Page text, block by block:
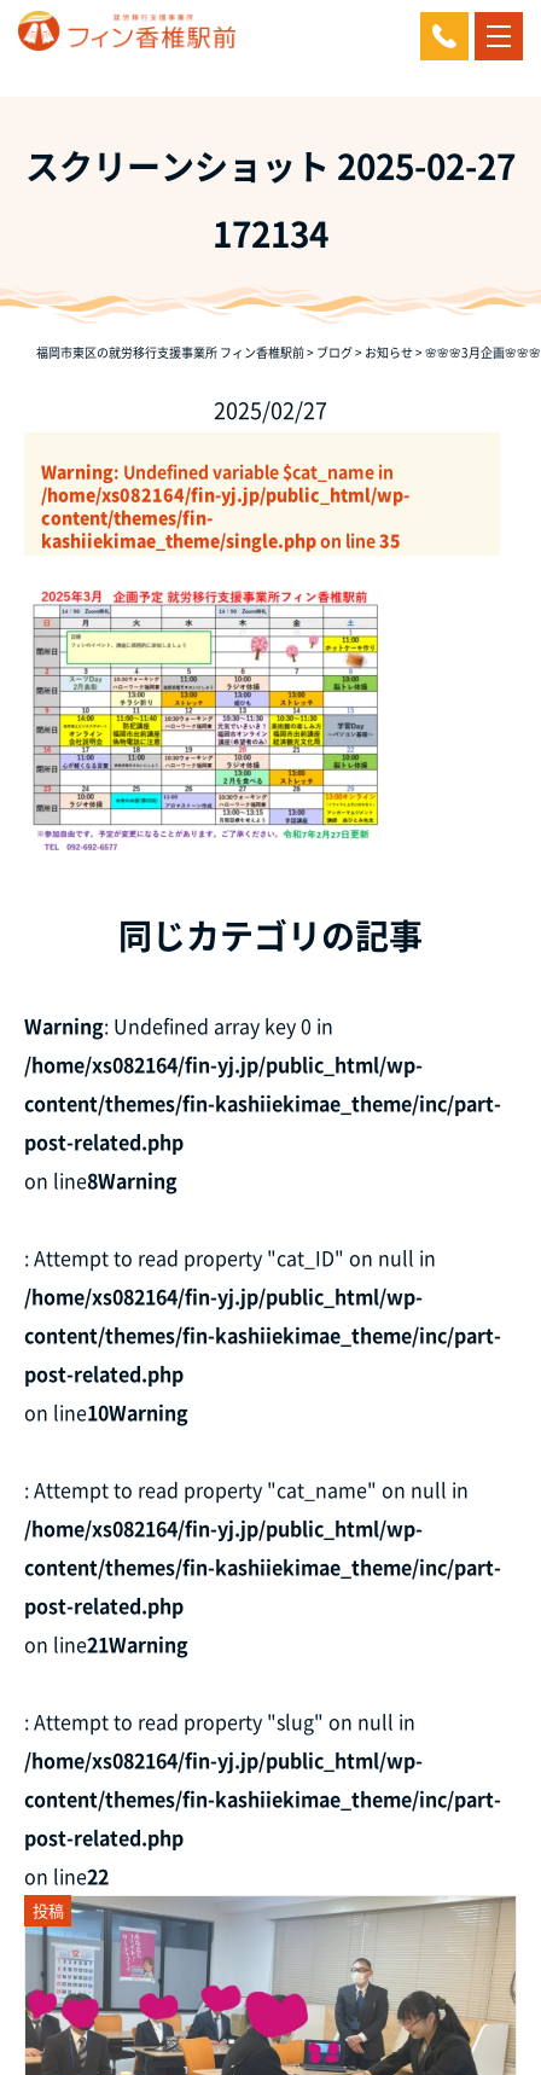
スクリーンショット 2025-02-27
172134
福岡市東区の就労移行支援事業所 フィン香椎駅前> ブログ> お知らせ> 🌸🌸🌸3月企画🌸🌸🌸
2025/02/27
Warning: Undefined variable $cat_name in
/home/xs082164/fin-yj.jp/public_html/wp-
content/themes/fin-
kashiiekimae_theme/single.phpon line35
同じカテゴリの記事
Warning: Undefined array key 0 in
/home/xs082164/fin-yj.jp/public_html/wp-
content/themes/fin-kashiiekimae_theme/inc/part-
post-related.php
on line8Warning
: Attempt to read property "cat_ID" on null in
/home/xs082164/fin-yj.jp/public_html/wp-
content/themes/fin-kashiiekimae_theme/inc/part-
post-related.php
on line10Warning
: Attempt to read property "cat_name" on null in
/home/xs082164/fin-yj.jp/public_html/wp-
content/themes/fin-kashiiekimae_theme/inc/part-
post-related.php
on line21Warning
: Attempt to read property "slug" on null in
/home/xs082164/fin-yj.jp/public_html/wp-
content/themes/fin-kashiiekimae_theme/inc/part-
post-related.php
on line22
投稿